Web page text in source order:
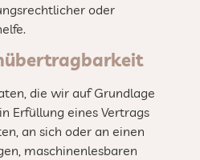
oder
die wir auf Grundlage
Erfüllung eines Vertrags
an sich oder an einen
maschinenlesbaren